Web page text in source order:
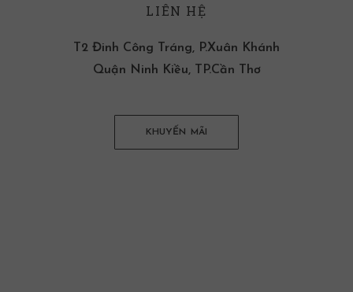
LIÊN HỆ
T2 Đinh Công Tráng, P.Xuân Khánh
Quận Ninh Kiều, TP.Cần Thơ
KHUYẾN MÃI